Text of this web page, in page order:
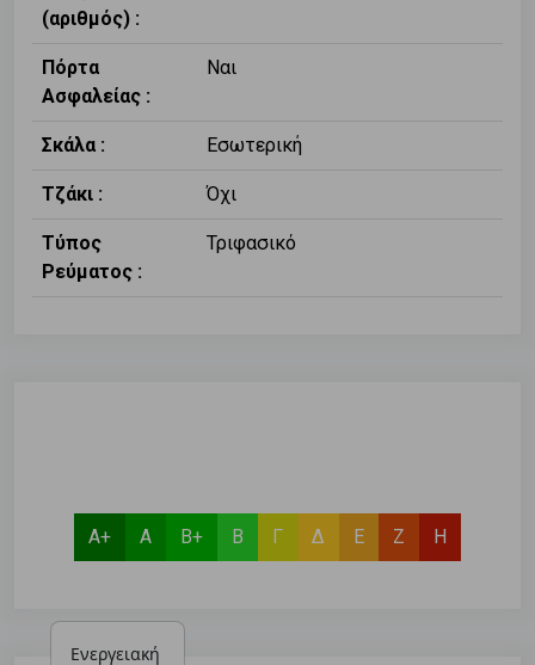
(αριθμός) :
Πόρτα
Ασφαλείας :
Ναι
Σκάλα : Εσωτερική
Τζάκι : Όχι
Τύπος
Ρεύματος :
Τριφασικό
Α+
Ενεργειακή
Α Β+ Β Γ Δ Ε Ζ Η